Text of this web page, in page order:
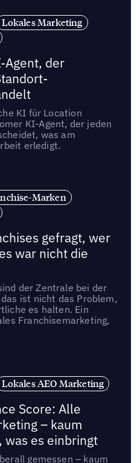
Lokales Marketing
Agent, der
KI für Location
KI-Agent, der jeden
was am
erledigt.
Marken
gefragt, wer
war nicht die
der Zentrale bei der
ist nicht das Problem,
es halten. Ein
Franchisemarketing,
Lokales AEO Marketing
Score: Alle
– kaum
was es einbringt
gemessen – kaum